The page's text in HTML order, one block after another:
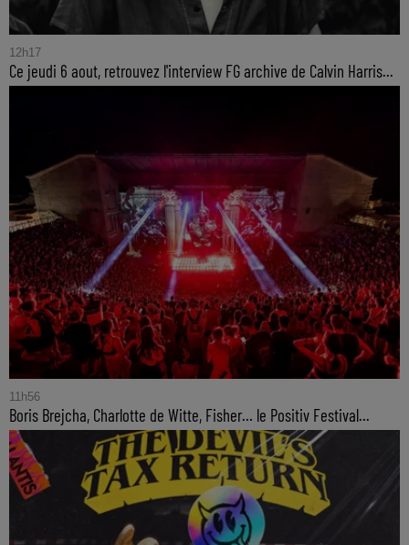
12h17
Ce jeudi 6 aout, retrouvez l'interview FG archive de Calvin Harris...
11h56
Boris Brejcha, Charlotte de Witte, Fisher… le Positiv Festival...